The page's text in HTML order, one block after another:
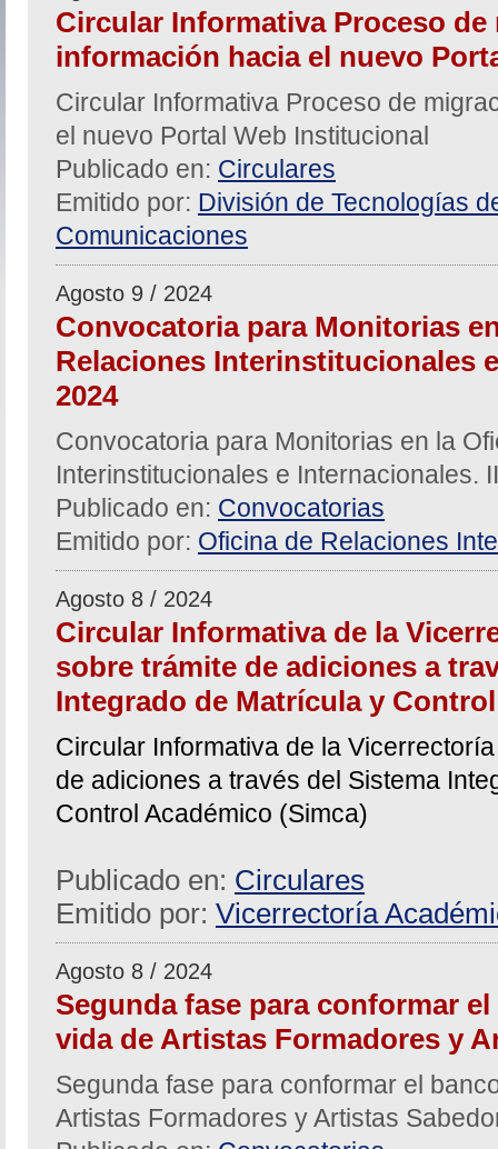
Circular Informativa Proceso de
información hacia el nuevo
Circular Informativa Proceso de
el nuevo Portal Web Institucional
Publicado en: Circulares
Emitido por: División de Tecnologías
Comunicaciones
Agosto 9 / 2024
Convocatoria para Monitorias
Relaciones Interinstitucionales
2024
Convocatoria para Monitorias en la
Interinstitucionales e Internacionales.
Publicado en: Convocatorias
Emitido por: Oficina de Relaciones
Agosto 8 / 2024
Circular Informativa de la
sobre trámite de adiciones a
Integrado de Matrícula y
Circular Informativa de la
de adiciones a través del Sistema
Control Académico (Simca)
Publicado en: Circulares
Emitido por: Vicerrectoría
Agosto 8 / 2024
Segunda fase para conformar
vida de Artistas Formadores y
Segunda fase para conformar el
Artistas Formadores y Artistas